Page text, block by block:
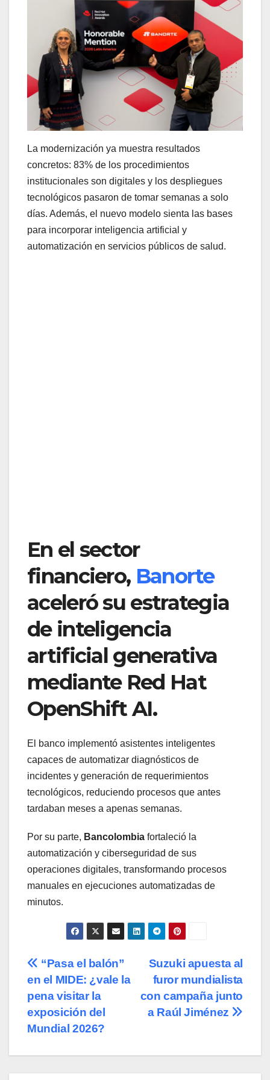
La modernización ya muestra resultados
concretos: 83% de los procedimientos
institucionales son digitales y los despliegues
tecnológicos pasaron de tomar semanas a solo
días. Además, el nuevo modelo sienta las bases
para incorporar inteligencia artificial y
automatización en servicios públicos de salud.
En el sector
financiero, Banorte
aceleró su estrategia
de inteligencia
artificial generativa
mediante Red Hat
OpenShift AI.
El banco implementó asistentes inteligentes
capaces de automatizar diagnósticos de
incidentes y generación de requerimientos
tecnológicos, reduciendo procesos que antes
tardaban meses a apenas semanas.
Por su parte, Bancolombia fortaleció la
automatización y ciberseguridad de sus
operaciones digitales, transformando procesos
manuales en ejecuciones automatizadas de
minutos.
Navegación
de
entradas
Suzuki apuesta al
furor mundialista
con campaña junto
a Raúl Jiménez
“Pasa el balón”
en el MIDE: ¿vale la
pena visitar la
exposición del
Mundial 2026?